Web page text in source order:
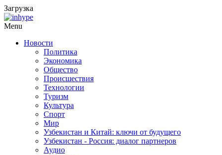
Загрузка
Menu
Новости
Политика
Экономика
Общество
Происшествия
Технологии
Туризм
Культура
Спорт
Мир
Узбекистан и Китай: ключи от будущего
Узбекистан - Россия: диалог партнеров
Аудио